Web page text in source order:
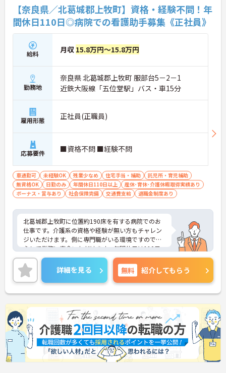
【奈良県／北葛城郡上牧町】資格・経験不問！年
間休日110日◎病院での看護助手募集《正社員》
給料 月収 15.8万円～15.8万円
勤務地
奈良県 北葛城郡上牧町 服部台5－2－1
近鉄大阪線「五位堂駅」バス・車15分
雇用形態 正社員(正職員)
応募要件 ■資格不問 ■経験不問
車通勤可 未経験OK 残業少なめ 住宅手当・補助
託児所・育児補助
無資格OK
日勤のみ 年間休日110日以上
産休･育休･介護休暇取得実績あり
ボーナス・賞与あり
社会保険完備 交通費支給 退職金制度あり
北葛城郡上牧町に位置約190床を有する病院でのお
仕事です。介護系の資格や経験が無い方もチャレン
ジいただけます。側に専門職がいる環境ですので安
心して業務に専念いただけます。年間休日は110日
あり、メリハリのある勤務が可能です。ご興味のあ
る方には、面接対策ポイントなど、さらに詳細をお
話しいたしますのでお気軽にご相談ください！
詳細を見る 無料 紹介してもらう